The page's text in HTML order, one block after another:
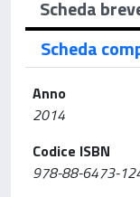
Scheda
Scheda
Anno
2014
Codice ISBN
978-88-6473-